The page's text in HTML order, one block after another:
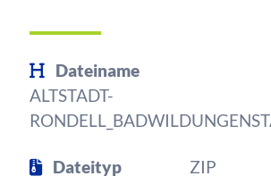
Dateiname
ALTSTADT-
Dateityp ZIP